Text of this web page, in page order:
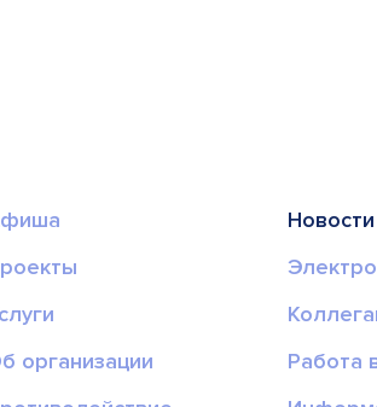
Новости
организации
Работа